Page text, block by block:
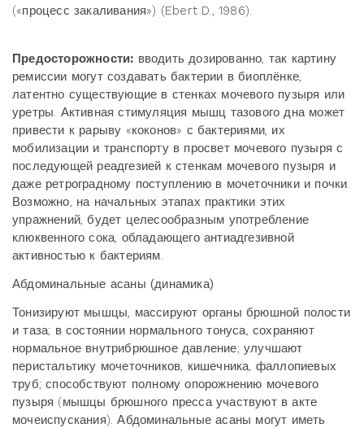
(«процесс закаливания») (Ebert D., 1986).
Предосторожности: вводить дозированно, так картину
ремиссии могут создавать бактерии в биоплёнке,
латентно существующие в стенках мочевого пузыря или
уретры. Активная стимуляция мышц тазового дна может
привести к рарыву «коконов» с бактериями, их
мобилизации и транспорту в просвет мочевого пузыря с
последующей реадгезией к стенкам мочевого пузыря и
даже ретроградному поступлению в мочеточники и почки.
Возможно, на начальных этапах практики этих
упражнений, будет целесообразным употребление
клюквенного сока, обладающего антиадгезивной
активностью к бактериям.
Абдоминальные асаны (динамика)
Тонизируют мышцы, массируют органы брюшной полости
и таза; в состоянии нормального тонуса, сохраняют
нормальное внутрибрюшное давление; улучшают
перистальтику мочеточников, кишечника, фаллопиевых
труб; способствуют полному опорожнению мочевого
пузыря (мышцы брюшного пресса участвуют в акте
мочеиспускания). Абдоминальные асаны могут иметь